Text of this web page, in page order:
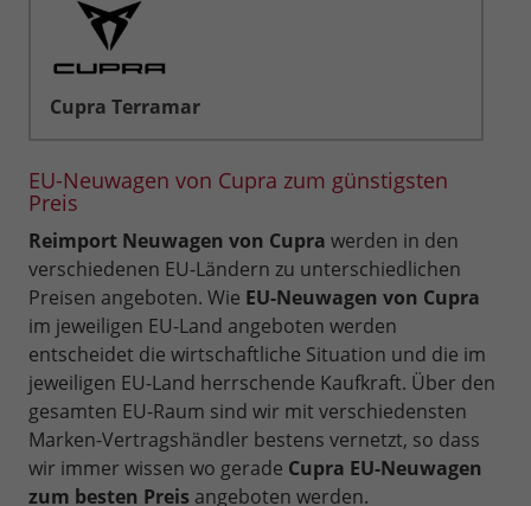
Cupra Terramar
EU-Neuwagen von Cupra zum günstigsten
Preis
Reimport Neuwagen von Cupra werden in den
verschiedenen EU-Ländern zu unterschiedlichen
Preisen angeboten. Wie EU-Neuwagen von Cupra
im jeweiligen EU-Land angeboten werden
entscheidet die wirtschaftliche Situation und die im
jeweiligen EU-Land herrschende Kaufkraft. Über den
gesamten EU-Raum sind wir mit verschiedensten
Marken-Vertragshändler bestens vernetzt, so dass
wir immer wissen wo gerade Cupra EU-Neuwagen
zum besten Preis angeboten werden.